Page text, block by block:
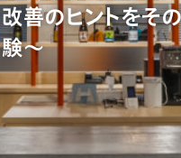
改善のヒントをそ
験～